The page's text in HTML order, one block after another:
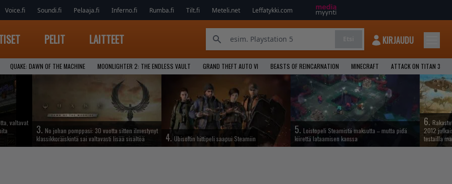
Voice.fi Soundi.fi Pelaaja.fi Inferno.fi Rumba.fi Tilt.fi Meteli.net Leffatykki.com
PELIT LAITTEET KIRJAUDU
QUAKE: DAWN OF THE MACHINE MOONLIGHTER 2: THE ENDLESS VAULT GRAND THEFT AUTO VI BEASTS OF REINCARNATION MINECRAFT ATTACK ON TITAN 3
valtavat
3. No johan pomppasi: 30 vuotta sitten ilmestynyt
klassikkoräiskintä sai valtavasti lisää sisältöä
4. Ubisoftin hittipeli saapui Steamiin
5. Loistopeli Steamistä maksutta – mutta pidä
kiirettä lataamisen kanssa
6.
2012
testailla